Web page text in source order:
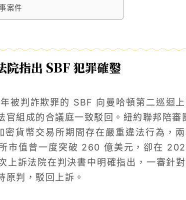
案件
院指出 SBF 犯罪確鑿
被判詐欺罪的 SBF 向曼哈頓第二巡迴
官組成的合議庭一致駁回。紐約聯邦陪
貨幣交易所期間存在嚴重違法行為，
市值曾一度突破 260 億美元，卻在
上訴法院在判決書中明確指出，一審針
原判，駁回上訴。